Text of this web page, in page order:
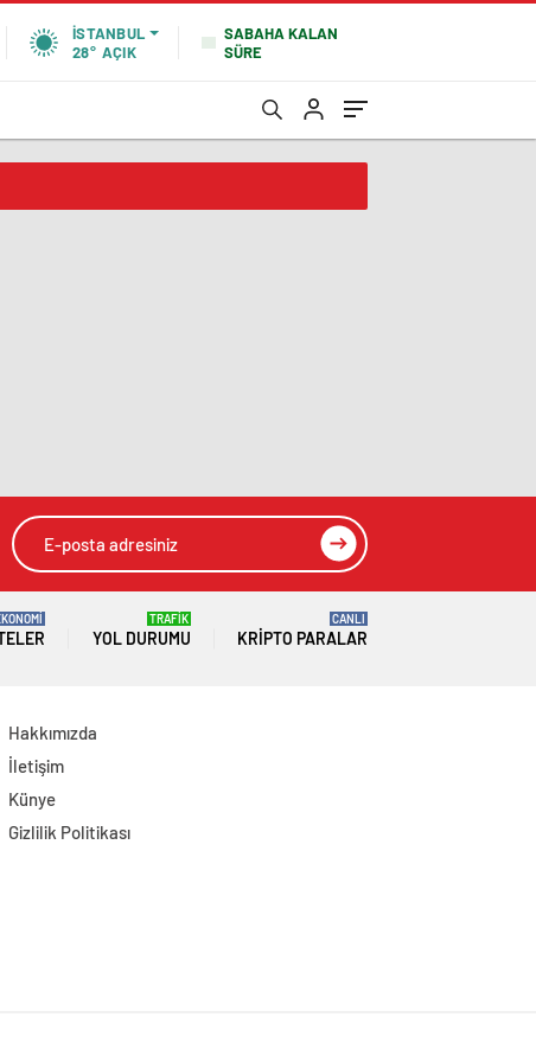
İSTANBUL
28° AÇIK
SABAHA KALAN
SÜRE
YOL DURUMU
TRAFİK
KRIPTO PARALAR
CANLI
Hakkımızda
İletişim
Künye
Gizlilik Politikası